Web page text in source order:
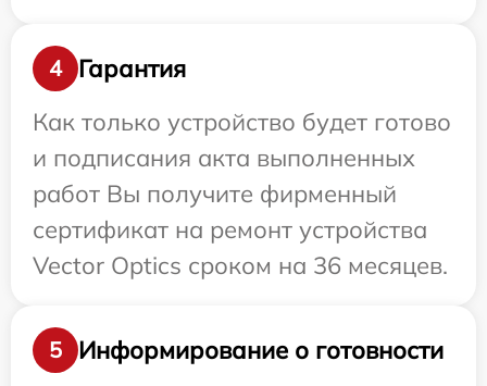
4
Гарантия
Как только устройство будет готово
и подписания акта выполненных
работ Вы получите фирменный
сертификат на ремонт устройства
Vector Optics сроком на 36 месяцев.
5
Информирование о готовности